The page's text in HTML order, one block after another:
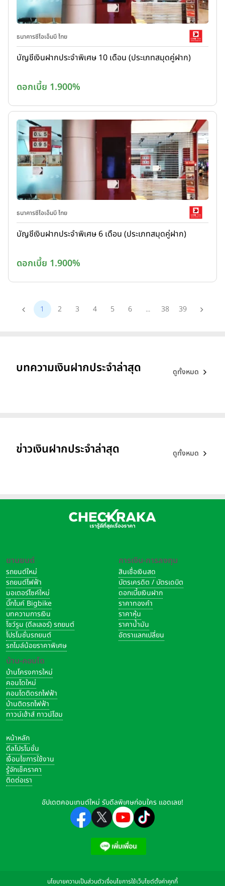
ธนาคารซีไอเอ็มบี ไทย
บัญชีเงินฝากประจำพิเศษ 10 เดือน (ประเภทสมุดคู่ฝาก)
ดอกเบี้ย 1.900%
ธนาคารซีไอเอ็มบี ไทย
บัญชีเงินฝากประจำพิเศษ 6 เดือน (ประเภทสมุดคู่ฝาก)
ดอกเบี้ย 1.900%
1 2 3 4 5 6 ... 38 39
บทความเงินฝากประจำล่าสุด ดูทั้งหมด
ข่าวเงินฝากประจำล่าสุด ดูทั้งหมด
ยานยนต์
รถยนต์ใหม่
รถยนต์ไฟฟ้า
มอเตอร์ไซค์ใหม่
บิ๊กไบค์ Bigbike
บทความการเงิน
โชว์รูม (ดีลเลอร์) รถยนต์
โปรโมชั่นรถยนต์
รถไมล์น้อยราคาพิเศษ
บ้าน-คอนโด
บ้านโครงการใหม่
คอนโดใหม่
คอนโดติดรถไฟฟ้า
บ้านติดรถไฟฟ้า
ทาวน์เฮ้าส์ ทาวน์โฮม
การเงิน-การลงทุน
สินเชื่อเงินสด
บัตรเครดิต / บัตรเดบิต
ดอกเบี้ยเงินฝาก
ราคาทองคำ
ราคาหุ้น
ราคาน้ำมัน
อัตราแลกเปลี่ยน
หน้าหลัก
ดีลโปรโมชั่น
เงื่อนไขการใช้งาน
รู้จักเช็คราคา
ติดต่อเรา
อัปเดตคอนเทนต์ใหม่ รับดีลพิเศษก่อนใคร แอดเลย!
นโยบายความเป็นส่วนตัวเงื่อนไขการใช้เว็บไซต์ตั้งค่าคุกกี้